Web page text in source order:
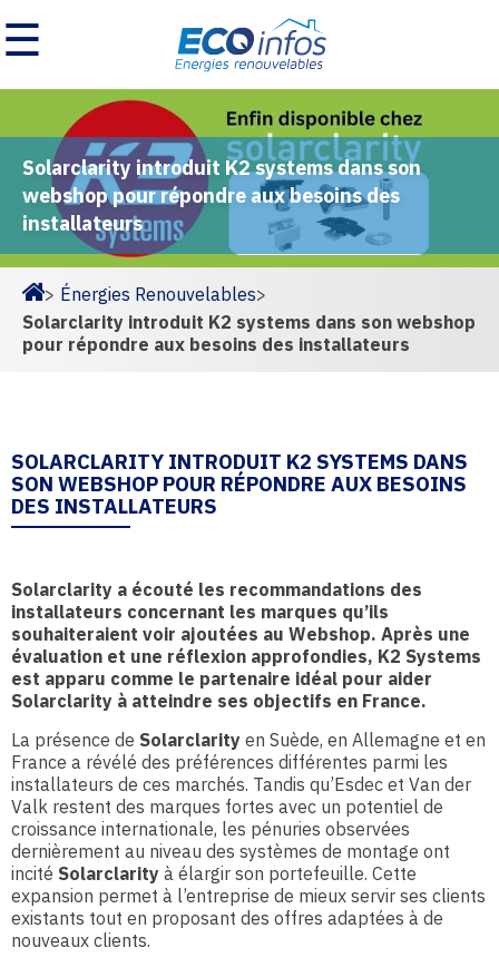
☰
Solarclarity introduit K2 systems dans son
webshop pour répondre aux besoins des
installateurs
Homepage
> Énergies Renouvelables>
Solarclarity introduit K2 systems dans son webshop
pour répondre aux besoins des installateurs
SOLARCLARITY INTRODUIT K2 SYSTEMS DANS
SON WEBSHOP POUR RÉPONDRE AUX BESOINS
DES INSTALLATEURS
Solarclarity a écouté les recommandations des
installateurs concernant les marques qu’ils
souhaiteraient voir ajoutées au Webshop. Après une
évaluation et une réflexion approfondies, K2 Systems
est apparu comme le partenaire idéal pour aider
Solarclarity à atteindre ses objectifs en France.
La présence de Solarclarity en Suède, en Allemagne et en
France a révélé des préférences différentes parmi les
installateurs de ces marchés. Tandis qu’Esdec et Van der
Valk restent des marques fortes avec un potentiel de
croissance internationale, les pénuries observées
dernièrement au niveau des systèmes de montage ont
incité Solarclarity à élargir son portefeuille. Cette
expansion permet à l’entreprise de mieux servir ses clients
existants tout en proposant des offres adaptées à de
nouveaux clients.